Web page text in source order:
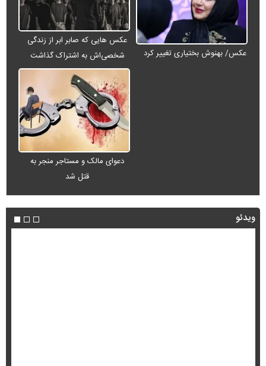
عکس/ بهنوش بختیاری تغییر کرد
عکس هایی که صابر ابر از زندگی
شخصی‌اش به اشتراک گذاشت
دعوای مالک و مستاجر منجر به
قتل شد
ویدئو